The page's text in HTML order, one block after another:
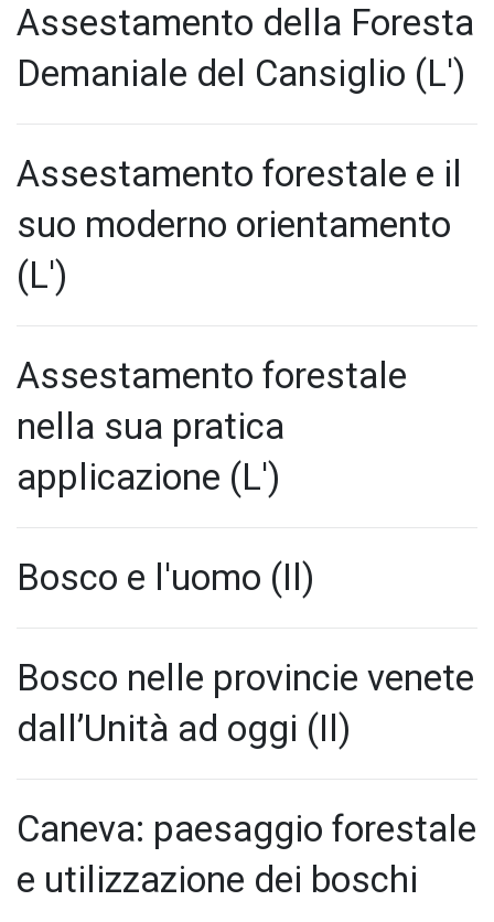
Assestamento della Foresta
Demaniale del Cansiglio (L')
Assestamento forestale e il
suo moderno orientamento
(L')
Assestamento forestale
nella sua pratica
applicazione (L')
Bosco e l'uomo (Il)
Bosco nelle provincie venete
dall’Unità ad oggi (Il)
Caneva: paesaggio forestale
e utilizzazione dei boschi